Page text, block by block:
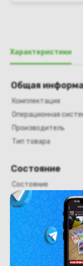
Характеристики
Общая
Комплектация
Операционная
Производитель
Тип товара
Состояние
Состояние
Внешний вид